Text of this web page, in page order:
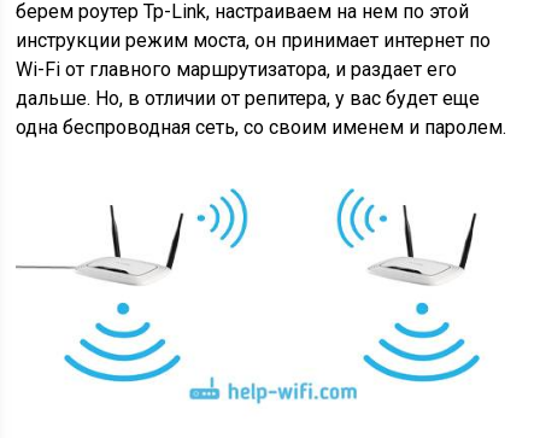
берем роутер Tp-Link, настраиваем на нем по этой
инструкции режим моста, он принимает интернет по
Wi-Fi от главного маршрутизатора, и раздает его
дальше. Но, в отличии от репитера, у вас будет еще
одна беспроводная сеть, со своим именем и паролем.